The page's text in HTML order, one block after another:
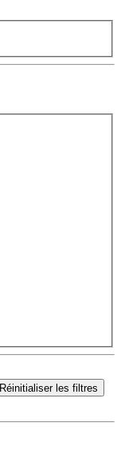
Réinitialiser les filtres